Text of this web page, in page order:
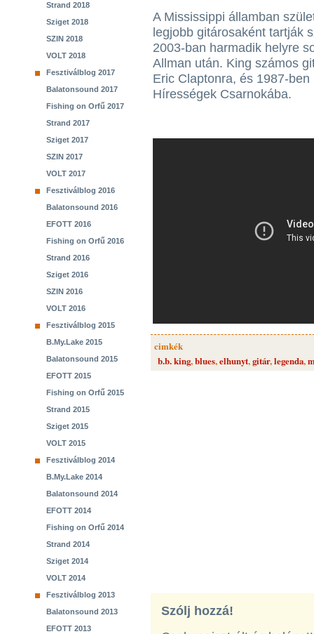
Strand 2018
Sziget 2018
SZIN 2018
VOLT 2018
Fesztiválblog 2017
Balatonsound 2017
Fishing on Orfű 2017
Strand 2017
Sziget 2017
SZIN 2017
VOLT 2017
Fesztiválblog 2016
Balatonsound 2016
EFOTT 2016
Fishing on Orfű 2016
Strand 2016
Sziget 2016
SZIN 2016
VOLT 2016
Fesztiválblog 2015
B.My.Lake 2015
Balatonsound 2015
EFOTT 2015
Fishing on Orfű 2015
Strand 2015
Sziget 2015
VOLT 2015
Fesztiválblog 2014
B.My.Lake 2014
Balatonsound 2014
EFOTT 2014
Fishing on Orfű 2014
Strand 2014
Sziget 2014
VOLT 2014
Fesztiválblog 2013
Balatonsound 2013
EFOTT 2013
A Mississippi államban
legjobb gitárosaként tartják
2003-ban harmadik helyre
Allman után. King számos
Eric Claptonra, és 1987-
Hírességek Csarnokába.
cimkék
b.b. king,blues,elhunyt,gitár,legenda,
Szólj hozzá!